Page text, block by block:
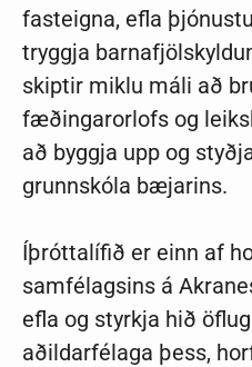
fasteigna, efla
tryggja
skiptir miklu máli að
fæðingarorlofs og
að byggja upp og
grunnskóla bæjarins.
Íþróttalífið er einn af
samfélagsins á
efla og styrkja hið
aðildarfélaga þess,